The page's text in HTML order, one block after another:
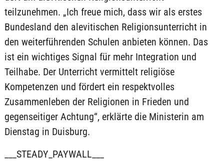
teilzunehmen. „Ich freue mich, dass wir als erstes
Bundesland den alevitischen Religionsunterricht in
den weiterführenden Schulen anbieten können. Das
ist ein wichtiges Signal für mehr Integration und
Teilhabe. Der Unterricht vermittelt religiöse
Kompetenzen und fördert ein respektvolles
Zusammenleben der Religionen in Frieden und
gegenseitiger Achtung“, erklärte die Ministerin am
Dienstag in Duisburg.
___STEADY_PAYWALL___